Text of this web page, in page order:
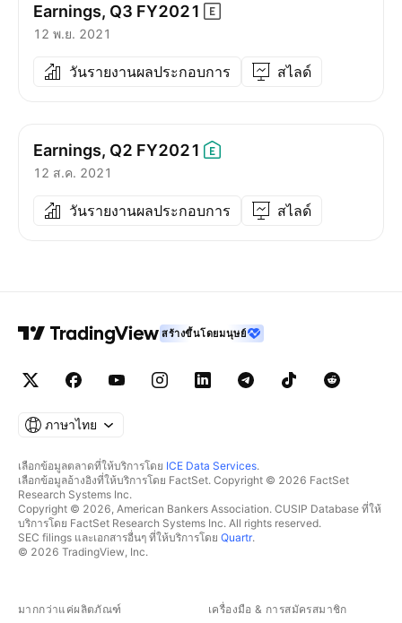
Earnings, Q3 FY2021
12 พ.ย. 2021
วันรายงานผลประกอบการ สไลด์
Earnings, Q2 FY2021
12 ส.ค. 2021
วันรายงานผลประกอบการ สไลด์
สร้างขึ้นโดยมนุษย์
ภาษาไทย
เลือกข้อมูลตลาดที่ให้บริการโดย ICE Data Services.
เลือกข้อมูลอ้างอิงที่ให้บริการโดย FactSet. Copyright © 2026 FactSet
Research Systems Inc.
Copyright © 2026, American Bankers Association. CUSIP Database ที่ให้
บริการโดย FactSet Research Systems Inc. All rights reserved.
SEC filings และเอกสารอื่นๆ ที่ให้บริการโดย Quartr.
© 2026 TradingView, Inc.
มากกว่าแค่ผลิตภัณฑ์ เครื่องมือ & การสมัครสมาชิก